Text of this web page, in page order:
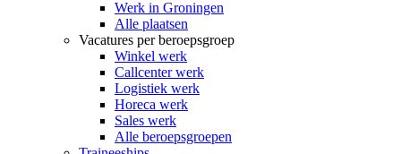
Werk in Groningen
Alle plaatsen
Vacatures per beroepsgroep
Winkel werk
Callcenter werk
Logistiek werk
Horeca werk
Sales werk
Alle beroepsgroepen